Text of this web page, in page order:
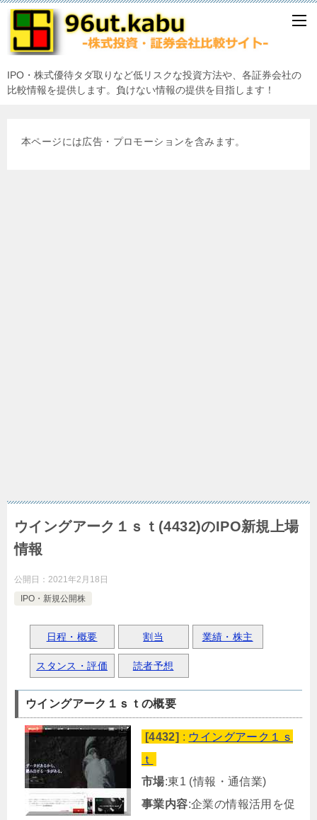
IPO・株式優待タダ取りなど低リスクな投資方法や、各証券会社の
比較情報を提供します。負けない情報の提供を目指します！
本ページには広告・プロモーションを含みます。
ウイングアーク１ｓｔ(4432)のIPO新規上場
情報
公開日： 2021年2月18日
IPO・新規公開株
日程・概要 割当 業績・株主
スタンス・評価 読者予想
ウイングアーク１ｓｔの概要
[4432] : ウイングアーク１ｓ
ｔ
市場:東1 (情報・通信業)
事業内容:企業の情報活用を促